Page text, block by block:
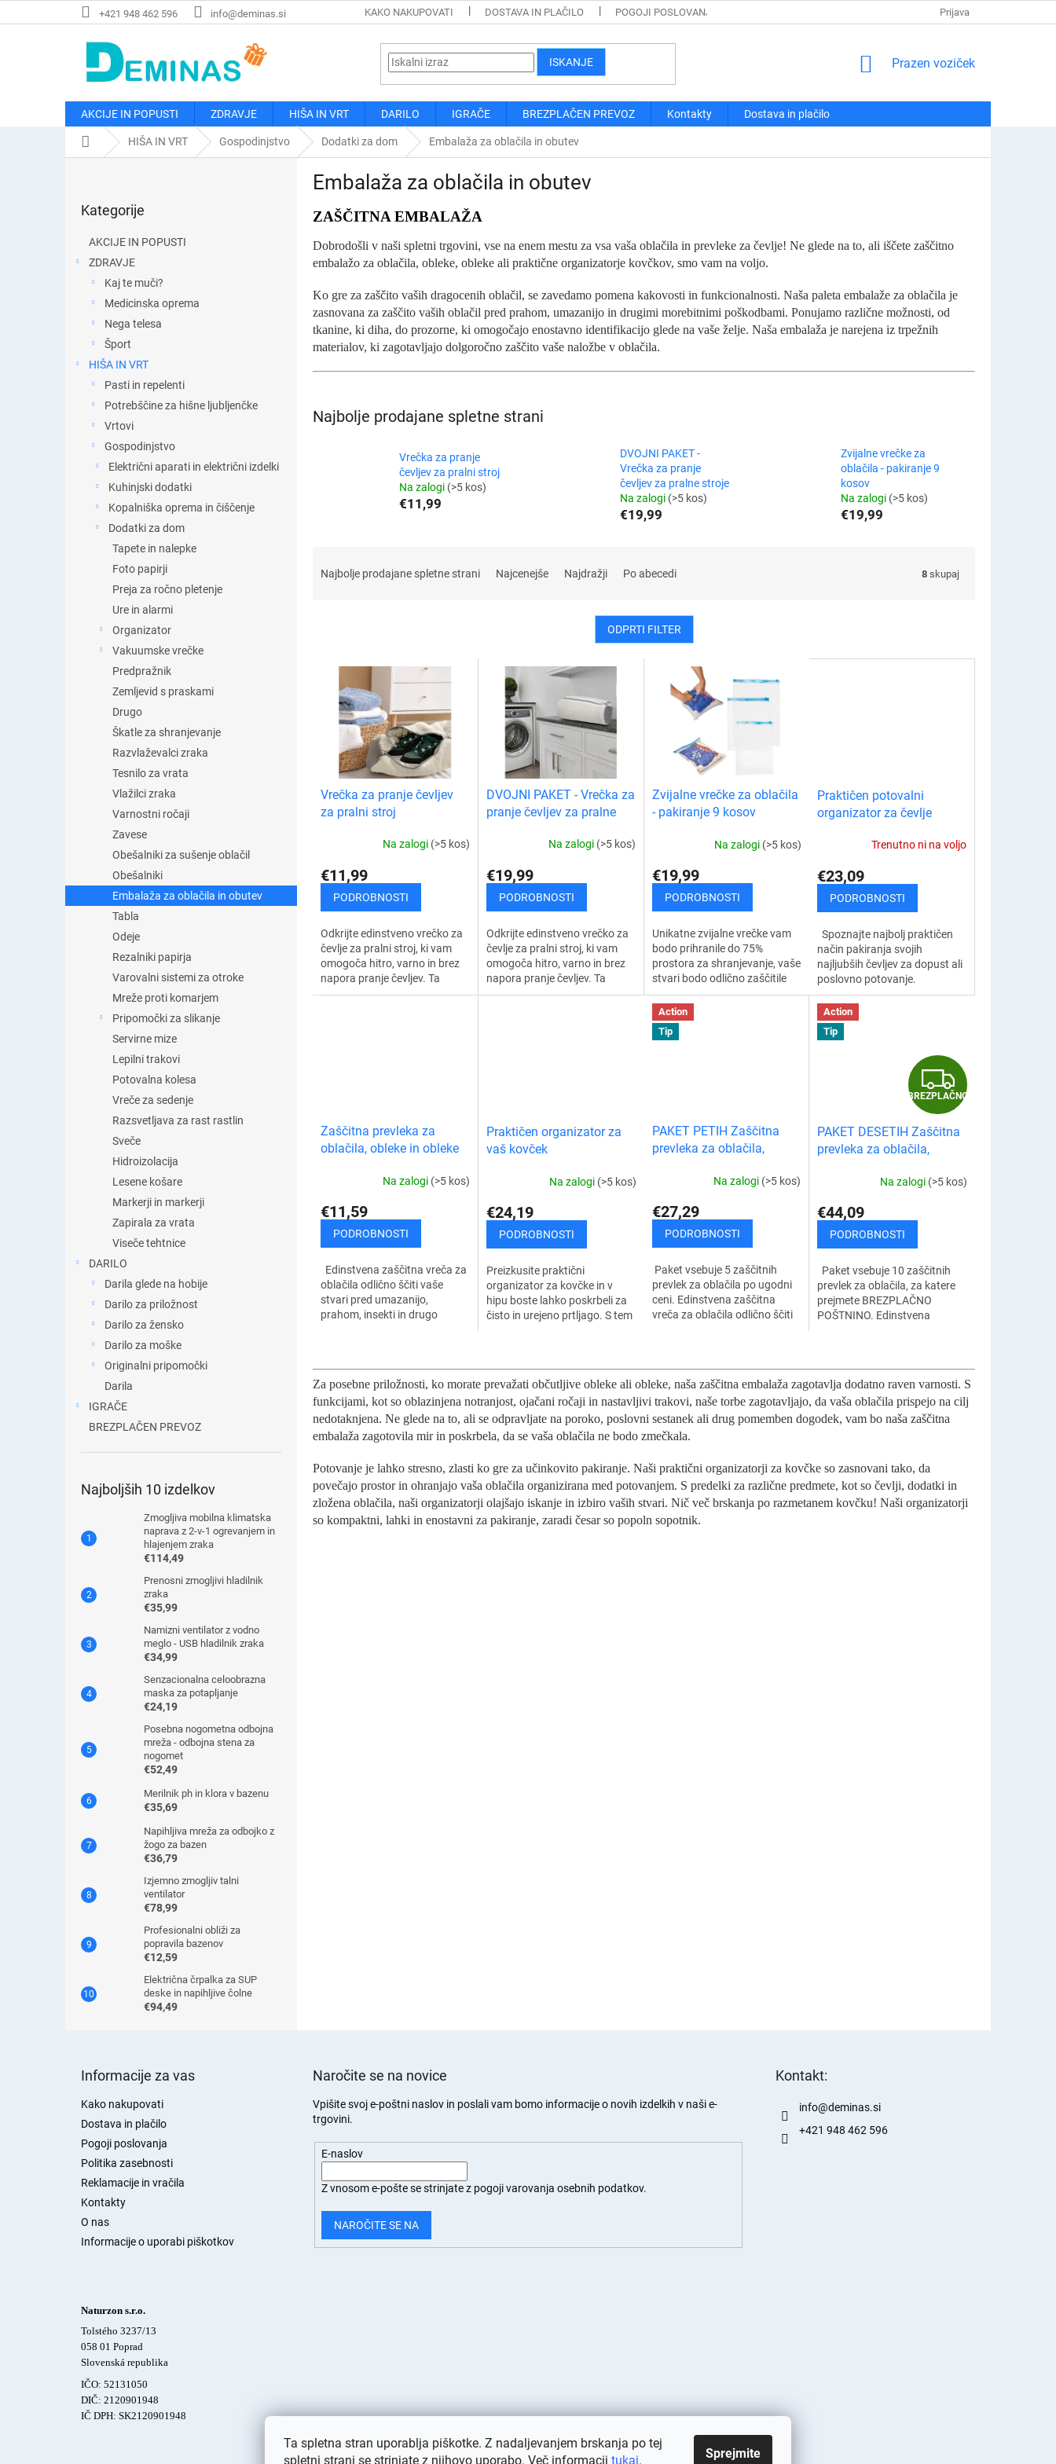
Ta spletna stran uporablja piškotke. Z nadaljevanjem brskanja po tej
spletni strani se strinjate z njihovo uporabo. Več informacij tukaj. Sprejmite
na
+421 948 462 596 info@deminas.si KAKO NAKUPOVATI DOSTAVA IN PLAČILO POGOJI POSLOVANJA REKLAMACIJE IN VRAČILA
Prijava
ISKANJE
NAKUPOVALNI
Prazen voziček
AKCIJE IN POPUSTI ZDRAVJE HIŠA IN VRT DARILO IGRAČE BREZPLAČEN PREVOZ Kontakty Dostava in plačilo
Domača
stran
HIŠA IN VRT Gospodinjstvo Dodatki za dom Embalaža za oblačila in obutev
kategorije
Kategorije
AKCIJE IN POPUSTI
ZDRAVJE
Kaj te muči?
Medicinska oprema
Nega telesa
Šport
HIŠA IN VRT
Pasti in repelenti
Potrebščine za hišne ljubljenčke
Vrtovi
Gospodinjstvo
Električni aparati in električni izdelki
Kuhinjski dodatki
Kopalniška oprema in čiščenje
Dodatki za dom
Tapete in nalepke
Foto papirji
Preja za ročno pletenje
Ure in alarmi
Organizator
Vakuumske vrečke
Predpražnik
Zemljevid s praskami
Drugo
Škatle za shranjevanje
Razvlaževalci zraka
Tesnilo za vrata
Vlažilci zraka
Varnostni ročaji
Zavese
Obešalniki za sušenje oblačil
Obešalniki
Embalaža za oblačila in obutev
Tabla
Odeje
Rezalniki papirja
Varovalni sistemi za otroke
Mreže proti komarjem
Pripomočki za slikanje
Servirne mize
Lepilni trakovi
Potovalna kolesa
Vreče za sedenje
Razsvetljava za rast rastlin
Sveče
Hidroizolacija
Lesene košare
Markerji in markerji
Zapirala za vrata
Viseče tehtnice
DARILO
Darila glede na hobije
Darilo za priložnost
Darilo za žensko
Darilo za moške
Originalni pripomočki
Darila
IGRAČE
BREZPLAČEN PREVOZ
Najboljših 10 izdelkov
Zmogljiva mobilna klimatska
naprava z 2-v-1 ogrevanjem in
hlajenjem zraka
€114,49
Prenosni zmogljivi hladilnik
zraka
€35,99
Namizni ventilator z vodno
meglo - USB hladilnik zraka
€34,99
Senzacionalna celoobrazna
maska ​​za potapljanje
€24,19
Posebna nogometna odbojna
mreža - odbojna stena za
nogomet
€52,49
Merilnik ph in klora v bazenu
€35,69
Napihljiva mreža za odbojko z
žogo za bazen
€36,79
Izjemno zmogljiv talni
ventilator
€78,99
Profesionalni obliži za
popravila bazenov
€12,59
Električna črpalka za SUP
deske in napihljive čolne
€94,49
Embalaža za oblačila in obutev
ZAŠČITNA EMBALAŽA
Dobrodošli v naši spletni trgovini, vse na enem mestu za vsa vaša oblačila in prevleke za čevlje! Ne glede na to, ali iščete zaščitno
embalažo za oblačila, obleke, obleke ali praktične organizatorje kovčkov, smo vam na voljo.
Ko gre za zaščito vaših dragocenih oblačil, se zavedamo pomena kakovosti in funkcionalnosti. Naša paleta embalaže za oblačila je
zasnovana za zaščito vaših oblačil pred prahom, umazanijo in drugimi morebitnimi poškodbami. Ponujamo različne možnosti, od
tkanine, ki diha, do prozorne, ki omogočajo enostavno identifikacijo glede na vaše želje. Naša embalaža je narejena iz trpežnih
materialov, ki zagotavljajo dolgoročno zaščito vaše naložbe v oblačila.
Najbolje prodajane spletne strani
Vrečka za pranje
čevljev za pralni stroj
Na zalogi (>5 kos)
€11,99
DVOJNI PAKET -
Vrečka za pranje
čevljev za pralne stroje
Na zalogi (>5 kos)
€19,99
Zvijalne vrečke za
oblačila - pakiranje 9
kosov
Na zalogi (>5 kos)
€19,99
Najbolje prodajane spletne strani Najcenejše Najdražji Po abecedi 8 skupaj
ODPRTI FILTER
Vrečka za pranje čevljev
za pralni stroj
Na zalogi (>5 kos)
€11,99
PODROBNOSTI
Odkrijte edinstveno vrečko za
čevlje za pralni stroj, ki vam
omogoča hitro, varno in brez
napora pranje čevljev. Ta
praktična rešitev bo zaščitila
DVOJNI PAKET - Vrečka za
pranje čevljev za pralne
Na zalogi (>5 kos)
€19,99
PODROBNOSTI
Odkrijte edinstveno vrečko za
čevlje za pralni stroj, ki vam
omogoča hitro, varno in brez
napora pranje čevljev. Ta
praktična rešitev bo zaščitila
Zvijalne vrečke za oblačila
- pakiranje 9 kosov
Na zalogi (>5 kos)
€19,99
PODROBNOSTI
Unikatne zvijalne vrečke vam
bodo prihranile do 75%
prostora za shranjevanje, vaše
stvari bodo odlično zaščitile
pred plesnijo, prahom,
mrčesom, vlago in vonjavami.
Edinstven...
Praktičen potovalni
organizator za čevlje
Trenutno ni na voljo
€23,09
PODROBNOSTI
Spoznajte najbolj praktičen
način pakiranja svojih
najljubših čevljev za dopust ali
poslovno potovanje.
Organizator potovanja za
čevlje ne sme manjkati v
opremi nobenega...
Zaščitna prevleka za
oblačila, obleke in obleke
Na zalogi (>5 kos)
€11,59
PODROBNOSTI
Edinstvena zaščitna vreča za
oblačila odlično ščiti vaše
stvari pred umazanijo,
prahom, insekti in drugo
Praktičen organizator za
vaš kovček
Na zalogi (>5 kos)
€24,19
PODROBNOSTI
Preizkusite praktični
organizator za kovčke in v
hipu boste lahko poskrbeli za
čisto in urejeno prtljago. S tem
Action
Tip
PAKET PETIH Zaščitna
prevleka za oblačila,
Na zalogi (>5 kos)
€27,29
PODROBNOSTI
Paket vsebuje 5 zaščitnih
prevlek za oblačila po ugodni
ceni. Edinstvena zaščitna
vreča za oblačila odlično ščiti
Action
Tip
B
R
E
Z
A
O
BREZPLAČNO
PAKET DESETIH Zaščitna
prevleka za oblačila,
Na zalogi (>5 kos)
€44,09
PODROBNOSTI
Paket vsebuje 10 zaščitnih
prevlek za oblačila, za katere
prejmete BREZPLAČNO
POŠTNINO. Edinstvena
o
n
t
r
o
l
i
e
l
e
Za posebne priložnosti, ko morate prevažati občutljive obleke ali obleke, naša zaščitna embalaža zagotavlja dodatno raven varnosti. S
funkcijami, kot so oblazinjena notranjost, ojačani ročaji in nastavljivi trakovi, naše torbe zagotavljajo, da vaša oblačila prispejo na cilj
nedotaknjena. Ne glede na to, ali se odpravljate na poroko, poslovni sestanek ali drug pomemben dogodek, vam bo naša zaščitna
embalaža zagotovila mir in poskrbela, da se vaša oblačila ne bodo zmečkala.
Potovanje je lahko stresno, zlasti ko gre za učinkovito pakiranje. Naši praktični organizatorji za kovčke so zasnovani tako, da
povečajo prostor in ohranjajo vaša oblačila organizirana med potovanjem. S predelki za različne predmete, kot so čevlji, dodatki in
zložena oblačila, naši organizatorji olajšajo iskanje in izbiro vaših stvari. Nič več brskanja po razmetanem kovčku! Naši organizatorji
so kompaktni, lahki in enostavni za pakiranje, zaradi česar so popoln sopotnik.
Informacije za vas
Kako nakupovati
Dostava in plačilo
Pogoji poslovanja
Politika zasebnosti
Reklamacije in vračila
Kontakty
O nas
Informacije o uporabi piškotkov
Naročite se na novice
Vpišite svoj e-poštni naslov in poslali vam bomo informacije o novih izdelkih v naši e-
trgovini.
E-naslov
Z vnosom e-pošte se strinjate z pogoji varovanja osebnih podatkov.
NAROČITE SE NA
Kontakt:
info@deminas.si
+421 948 462 596
Naturzon s.r.o.
Tolstého 3237/13
058 01 Poprad
Slovenská republika
IČO: 52131050
DIČ: 2120901948
IČ DPH: SK2120901948